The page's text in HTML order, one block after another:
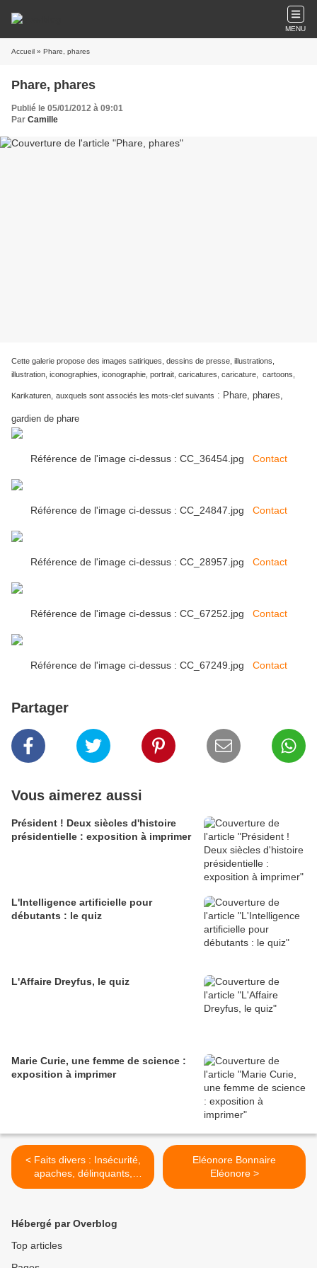
MENU
Accueil » Phare, phares
Phare, phares
Publié le 05/01/2012 à 09:01
Par Camille
Cette galerie propose des images satiriques, dessins de presse, illustrations,
illustration, iconographies, iconographie, portrait, caricatures, caricature, cartoons,
Karikaturen, auxquels sont associés les mots-clef suivants : Phare, phares,
gardien de phare
Référence de l'image ci-dessus : CC_36454.jpg Contact
Référence de l'image ci-dessus : CC_24847.jpg Contact
Référence de l'image ci-dessus : CC_28957.jpg Contact
Référence de l'image ci-dessus : CC_67252.jpg Contact
Référence de l'image ci-dessus : CC_67249.jpg Contact
Partager
Vous aimerez aussi
Président ! Deux siècles d'histoire
présidentielle : exposition à imprimer
L'Intelligence artificielle pour
débutants : le quiz
L'Affaire Dreyfus, le quiz
Marie Curie, une femme de science :
exposition à imprimer
< Faits divers : Insécurité,
apaches, délinquants,
délinquance, crime,
Kriminalität - Insecurity,
Eléonore Bonnaire
Eléonore >
Hébergé par Overblog
Top articles